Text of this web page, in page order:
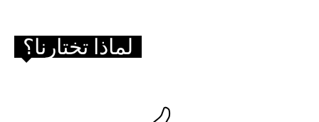
لماذا تختارنا؟